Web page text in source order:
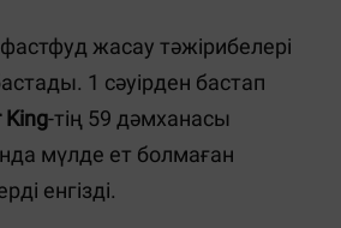
жасау тәжірибелері
1 сәуірден бастап
King-тің 59 дәмханасы
мүлде ет болмаған
енгізді.